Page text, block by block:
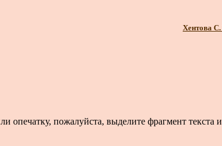
Хентова
опечатку, пожалуйста, выделите фрагмент текста